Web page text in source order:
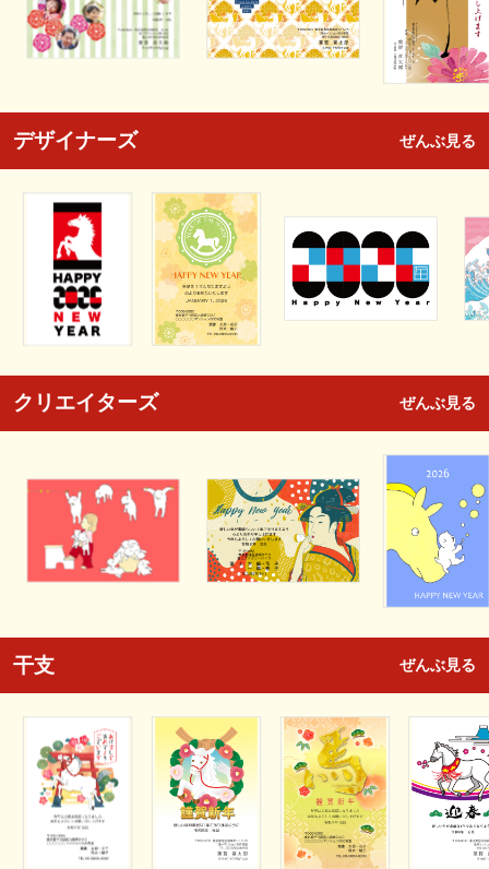
デザイナーズ ぜんぶ見る
クリエイターズ ぜんぶ見る
干支 ぜんぶ見る